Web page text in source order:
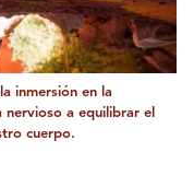
inmersión en la
nervioso a equilibrar el
cuerpo.